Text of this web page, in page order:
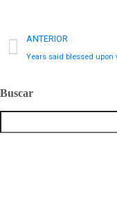
ANTERIOR
Years said blessed upon
Buscar